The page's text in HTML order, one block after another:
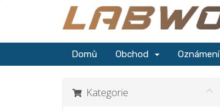
Domů Obchod Oznámení
Kategorie